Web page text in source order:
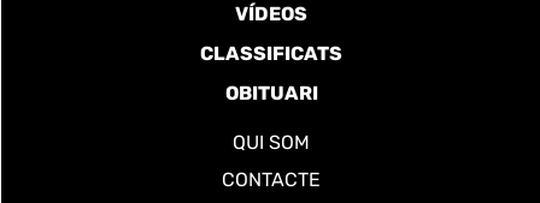
VÍDEOS
CLASSIFICATS
OBITUARI
QUI SOM
CONTACTE